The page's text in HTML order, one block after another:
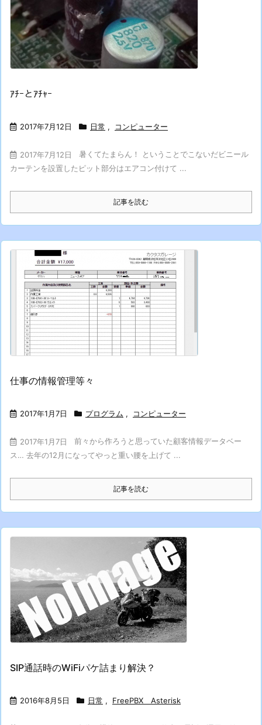
ｱﾁｰとｱﾁｬｰ
2017年7月12日 日常 , コンピューター
2017年7月12日
暑くてたまらん！ ということでこないだビニール
カーテンを設置したピット部分はエアコン付けて ...
記事を読む
仕事の情報管理等々
2017年1月7日 プログラム , コンピューター
2017年1月7日
前々から作ろうと思っていた顧客情報データベー
ス… 去年の12月になってやっと重い腰を上げて ...
記事を読む
SIP通話時のWiFiパケ詰まり解決？
2016年8月5日 日常 , FreePBX Asterisk